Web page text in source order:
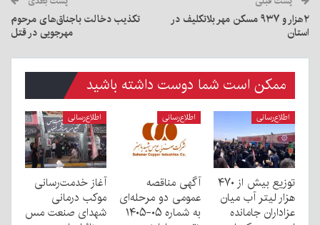
۲هزار و ۹۳۷ مسکن مهر بلاتکلیف در
استان
تکذیب دخالت باجناق‌های مرحوم
مهرجویی در قتل
ممکن است شما دوست داشته باشید
اطلاع‌رسانی
توزیع بیش از ۴۷۰
هزار لیتر آب میان
عزاداران جامانده
اطلاع‌رسانی
آگهی مناقصه
عمومی دو مرحله‌ای
به شماره ۰۵-۱۴۰۵
اطلاع‌رسانی
آغاز خدمت‌رسانی
موکب درمانی
شهدای صنعت مس